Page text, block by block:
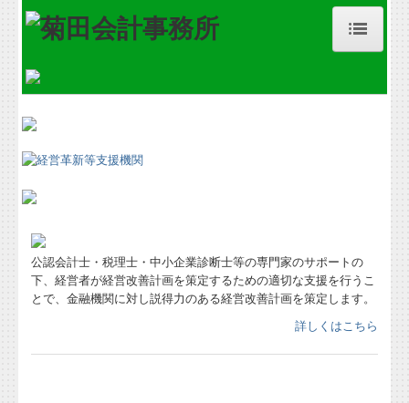
経営理念
業務案内
セミナー案内
公認会計士・税理士・中小企業診断士等の専門家のサポートの
下、経営者が経営改善計画を策定するための適切な支援を行うこ
とで、金融機関に対し説得力のある経営改善計画を策定します。
詳しくはこちら